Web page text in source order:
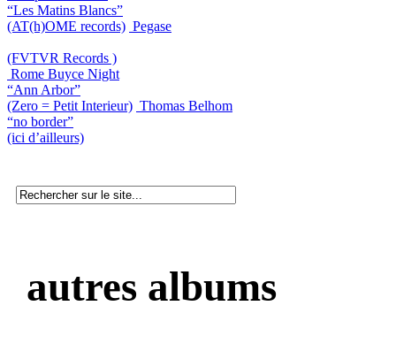
“Les Matins Blancs”
(AT(h)OME records) Pegase
(FVTVR Records )
Rome Buyce Night
“Ann Arbor”
(Zero = Petit Interieur) Thomas Belhom
“no border”
(ici d’ailleurs)
autres albums